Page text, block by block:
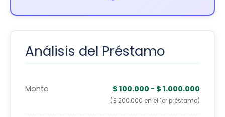
Análisis del Préstamo
Monto $ 100.000 - $ 1.000.000
($ 200.000 en el 1er préstamo)